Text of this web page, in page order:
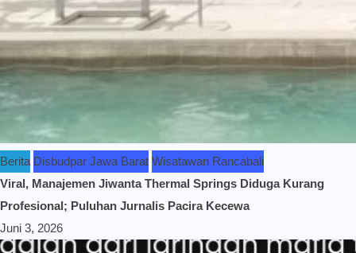
Berita Disbudpar Jawa Barat Wisatawan Rancabali
Viral, Manajemen Jiwanta Thermal Springs Diduga Kurang
Profesional; Puluhan Jurnalis Pacira Kecewa
Juni 3, 2026